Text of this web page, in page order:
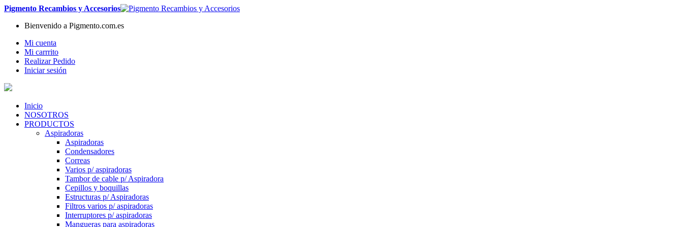
Pigmento Recambios y Accesorios
Bienvenido a Pigmento.com.es
Mi cuenta
Mi carrrito
Realizar Pedido
Iniciar sesión
Inicio
NOSOTROS
PRODUCTOS
Aspiradoras
Aspiradoras
Condensadores
Correas
Varios p/ aspiradoras
Tambor de cable p/ Aspiradora
Cepillos y boquillas
Estructuras p/ Aspiradoras
Filtros varios p/ aspiradoras
Interruptores p/ aspiradoras
Mangueras para aspiradoras